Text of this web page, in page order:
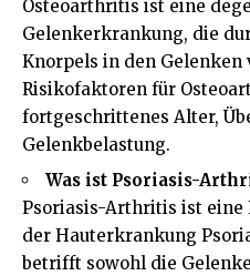
Osteoarthritis ist eine
Gelenkerkrankung, die
Knorpels in den Gelenken
Risikofaktoren für
fortgeschrittenes Alter,
Gelenkbelastung.
Was ist Psoriasis-
Psoriasis-Arthritis ist
der Hauterkrankung
betrifft sowohl die